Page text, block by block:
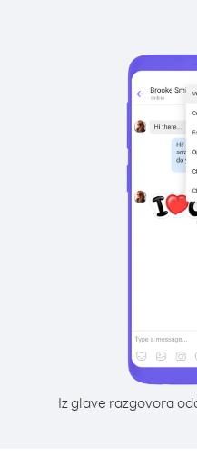
Iz glave razgovora